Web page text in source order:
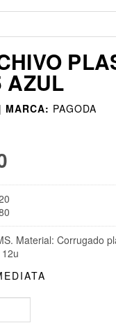
AZUL
MARCA: PAGODA
Material: Corrugado